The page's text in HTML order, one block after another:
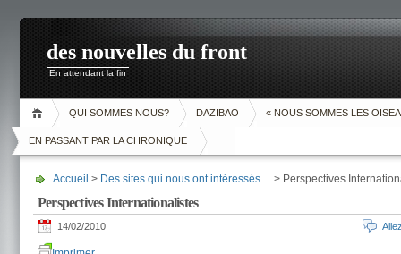
des nouvelles du front
En attendant la fin
QUI SOMMES NOUS? DAZIBAO « NOUS SOMMES LES
EN PASSANT PAR LA CHRONIQUE
Accueil > Des sites qui nous ont intéressés.... > Perspectives
Perspectives Internationalistes
14/02/2010